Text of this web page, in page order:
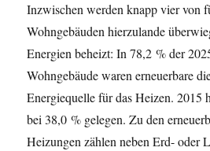
Inzwischen werden knapp vier von
Wohngebäuden hierzulande
Energien beheizt: In 78,2 % der
Wohngebäude waren erneuerbare
Energiequelle für das Heizen. 2015
bei 38,0 % gelegen. Zu den
Heizungen zählen neben Erd- oder